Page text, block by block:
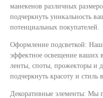
манекенов различных
подчеркнуть уникальность
потенциальных покупателей.
Оформление подсветкой:
эффектное освещение ваших
ленты, споты, прожекторы и
подчеркнуть красоту и стиль
Декоративные элементы: Мы